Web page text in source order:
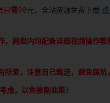
只需98元 ，全站资源免费下载
网盘内均配备详细视频操作教
爱，注意自己甄选，避免踩坑
虑，以免被割韭菜！